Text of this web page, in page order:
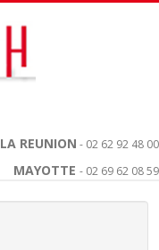
REUNION - 02 62 92 48 00
MAYOTTE - 02 69 62 08 59